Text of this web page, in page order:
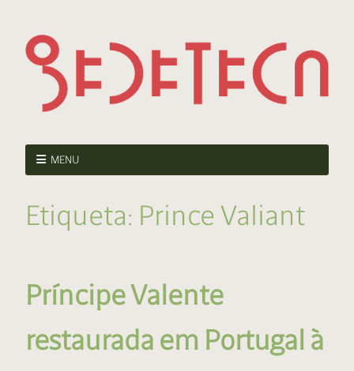
MENU
Etiqueta: Prince Valiant
Príncipe Valente
restaurada em Portugal à